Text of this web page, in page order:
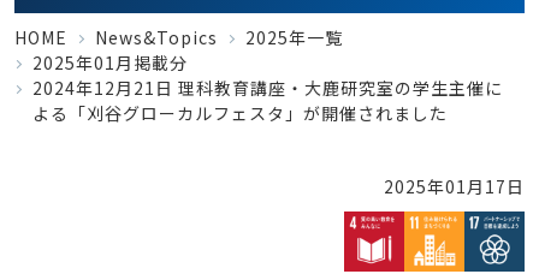
HOME News&Topics
2025年一覧
2025年01月掲載分
2024年12月21日 理科教育講座・大鹿研究室の学生主催に
よる「刈谷グローカルフェスタ」が開催されました
2025年01月17日